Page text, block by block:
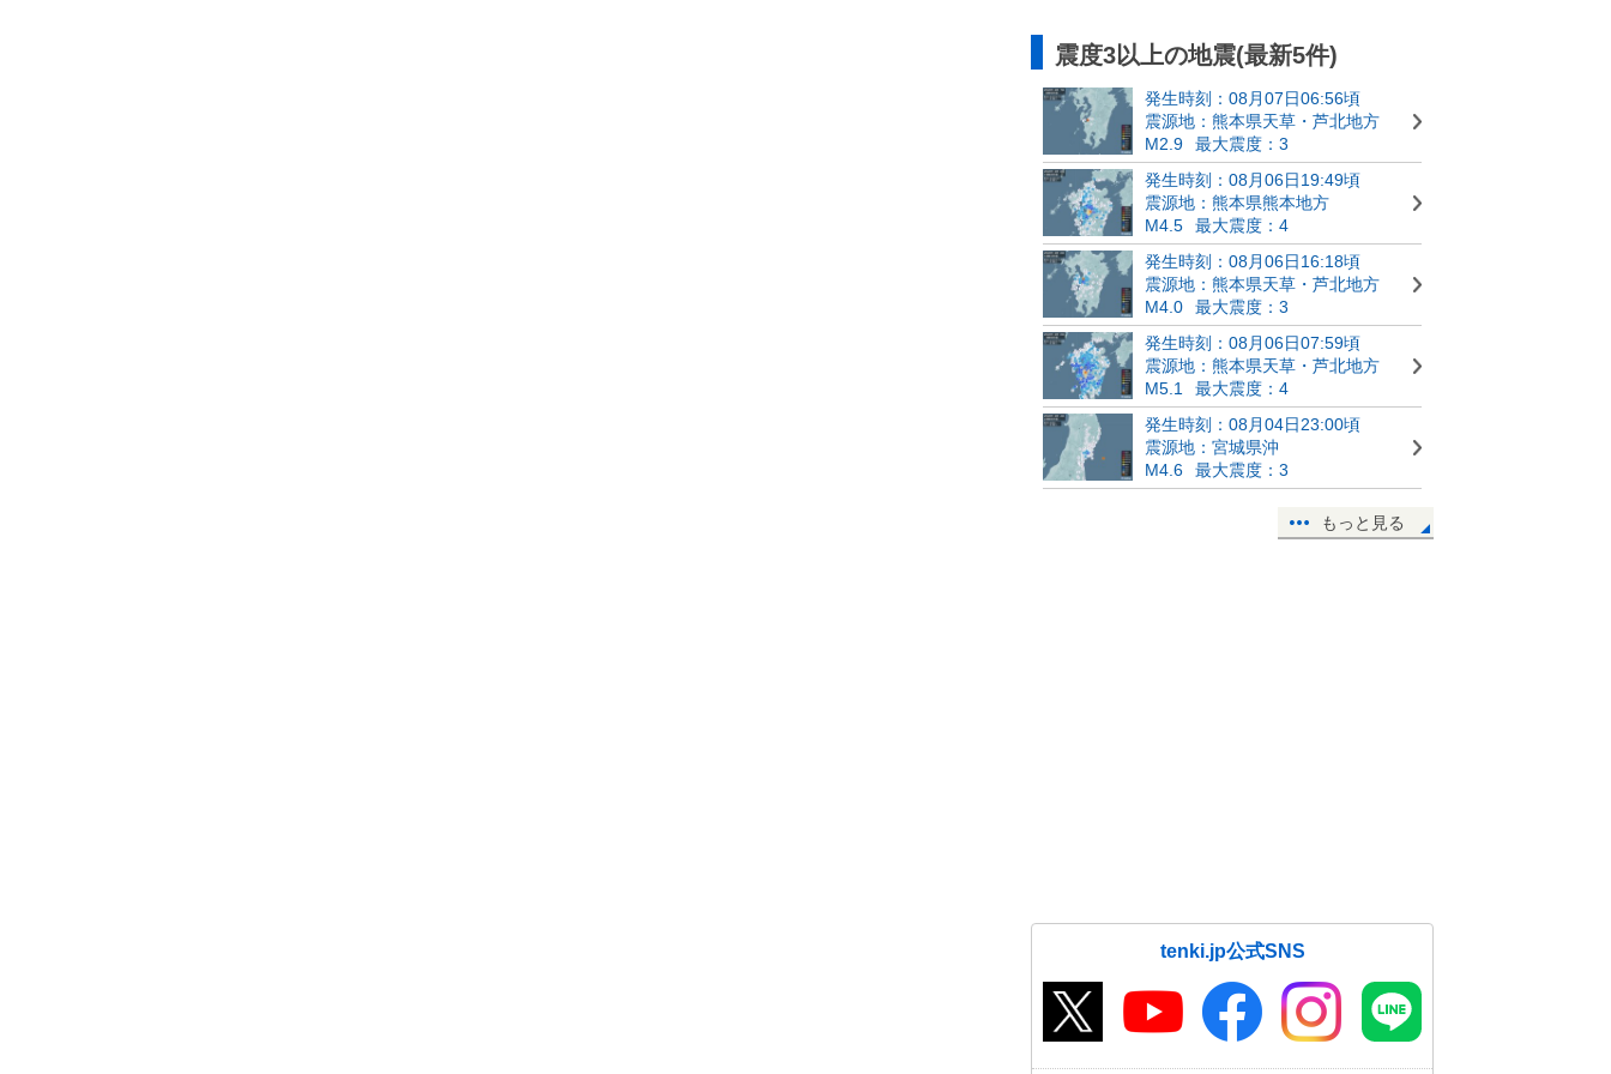
震度3以上の地震(最新5件)
発生時刻：08月07日06:56頃
震源地：熊本県天草・芦北地方
M2.9
最大震度：3
発生時刻：08月06日19:49頃
震源地：熊本県熊本地方
M4.5
最大震度：4
発生時刻：08月06日16:18頃
震源地：熊本県天草・芦北地方
M4.0
最大震度：3
発生時刻：08月06日07:59頃
震源地：熊本県天草・芦北地方
M5.1
最大震度：4
発生時刻：08月04日23:00頃
震源地：宮城県沖
M4.6
最大震度：3
もっと見る
tenki.jp公式SNS